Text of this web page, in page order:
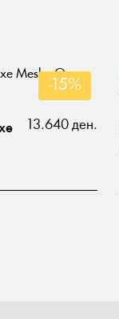
-15%
13.640 ден.